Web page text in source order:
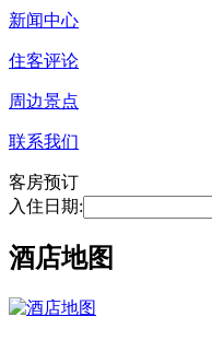
新闻中心
住客评论
周边景点
联系我们
客房预订
入住日期:
酒店地图